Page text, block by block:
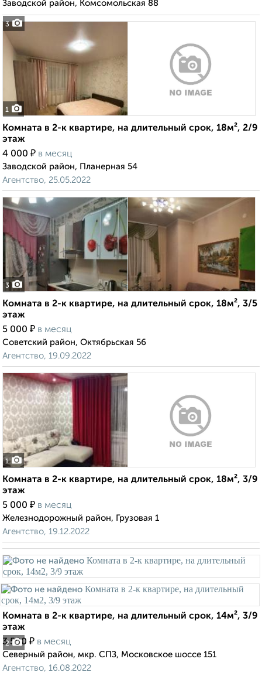
3
Заводской район, Комсомольская 88
1
Комната в 2-к квартире, на длительный срок, 18м², 2/9
этаж
4 000 ₽ в месяц
Заводской район, Планерная 54
Агентство, 25.05.2022
3
Комната в 2-к квартире, на длительный срок, 18м², 3/5
этаж
5 000 ₽ в месяц
Советский район, Октябрьская 56
Агентство, 19.09.2022
1
Комната в 2-к квартире, на длительный срок, 18м², 3/9
этаж
5 000 ₽ в месяц
Железнодорожный район, Грузовая 1
Агентство, 19.12.2022
2
Комната в 2-к квартире, на длительный срок, 14м², 3/9
этаж
3 500 ₽ в месяц
Северный район, мкр. СПЗ, Московское шоссе 151
Агентство, 16.08.2022